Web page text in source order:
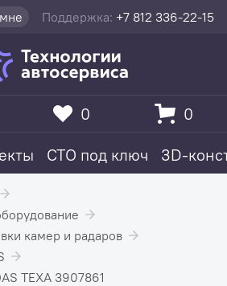
Поддержка: +7 812 336-22-15
СТО под ключ 3D-
0 0
камер и радаров
TEXA 3907861